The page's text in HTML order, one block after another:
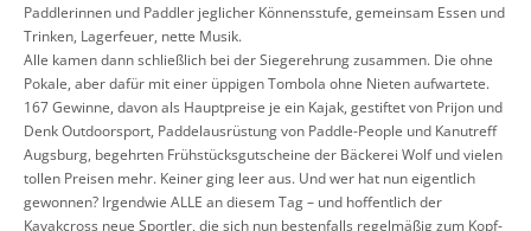
Paddlerinnen und Paddler jeglicher Könnensstufe, gemeinsam Essen und
Trinken, Lagerfeuer, nette Musik.
Alle kamen dann schließlich bei der Siegerehrung zusammen. Die ohne
Pokale, aber dafür mit einer üppigen Tombola ohne Nieten aufwartete.
167 Gewinne, davon als Hauptpreise je ein Kajak, gestiftet von Prijon und
Denk Outdoorsport, Paddelausrüstung von Paddle-People und Kanutreff
Augsburg, begehrten Frühstücksgutscheine der Bäckerei Wolf und vielen
tollen Preisen mehr. Keiner ging leer aus. Und wer hat nun eigentlich
gewonnen? Irgendwie ALLE an diesem Tag – und hoffentlich der
Kayakcross neue Sportler, die sich nun bestenfalls regelmäßig zum Kopf-